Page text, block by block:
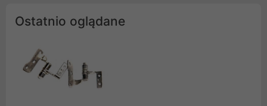
Ostatnio oglądane